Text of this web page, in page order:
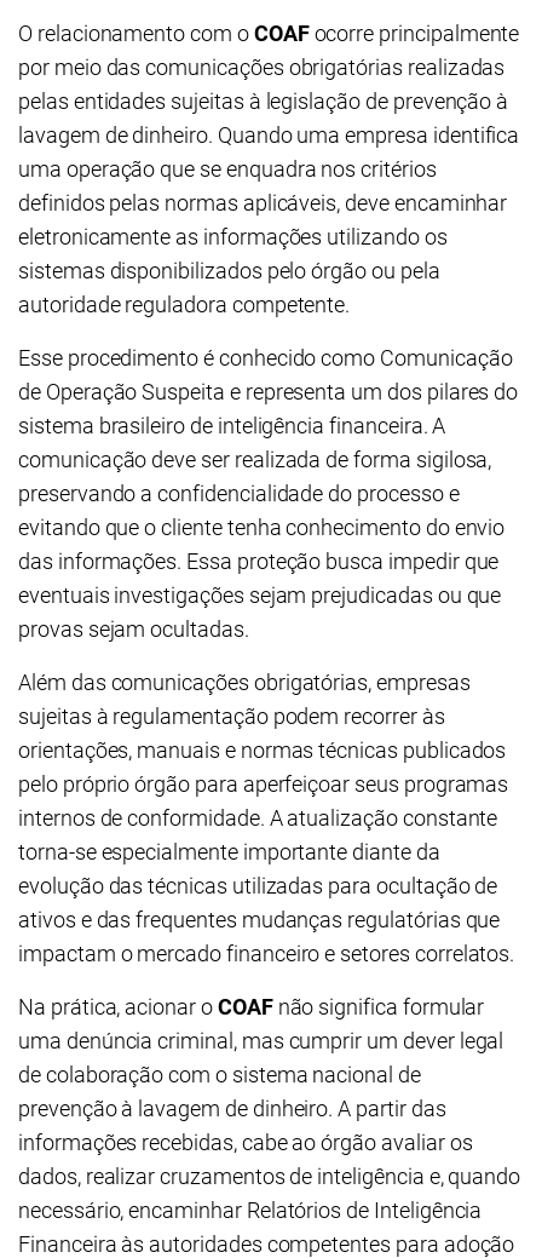
O relacionamento com oCOAFocorre principalmente
por meio das comunicações obrigatórias realizadas
pelas entidades sujeitas à legislação de prevenção à
lavagem de dinheiro. Quando uma empresa identifica
uma operação que se enquadra nos critérios
definidos pelas normas aplicáveis, deve encaminhar
eletronicamente as informações utilizando os
sistemas disponibilizados pelo órgão ou pela
autoridade reguladora competente.
Esse procedimento é conhecido como Comunicação
de Operação Suspeita e representa um dos pilares do
sistema brasileiro de inteligência financeira. A
comunicação deve ser realizada de forma sigilosa,
preservando a confidencialidade do processo e
evitando que o cliente tenha conhecimento do envio
das informações. Essa proteção busca impedir que
eventuais investigações sejam prejudicadas ou que
provas sejam ocultadas.
Além das comunicações obrigatórias, empresas
sujeitas à regulamentação podem recorrer às
orientações, manuais e normas técnicas publicados
pelo próprio órgão para aperfeiçoar seus programas
internos de conformidade. A atualização constante
torna-se especialmente importante diante da
evolução das técnicas utilizadas para ocultação de
ativos e das frequentes mudanças regulatórias que
impactam o mercado financeiro e setores correlatos.
Na prática, acionar oCOAFnão significa formular
uma denúncia criminal, mas cumprir um dever legal
de colaboração com o sistema nacional de
prevenção à lavagem de dinheiro. A partir das
informações recebidas, cabe ao órgão avaliar os
dados, realizar cruzamentos de inteligência e, quando
necessário, encaminhar Relatórios de Inteligência
Financeira às autoridades competentes para adoção